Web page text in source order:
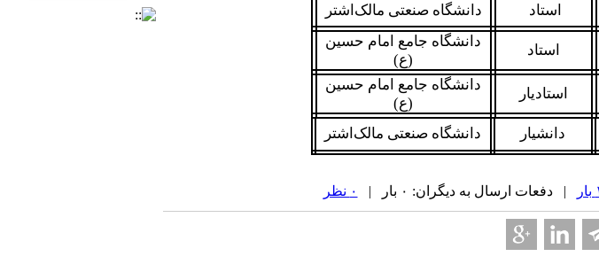
استاد دانشگاه صنعتی مالک‌اشتر
استاد
دانشگاه جامع امام حسین
(ع)
استادیار
دانشگاه جامع امام حسین
(ع)
دانشیار دانشگاه صنعتی مالک‌اشتر
| دفعات ارسال به دیگران: ۰ بار | ۰ نظر